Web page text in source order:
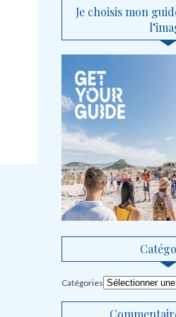
Je choisis mon
Catégories